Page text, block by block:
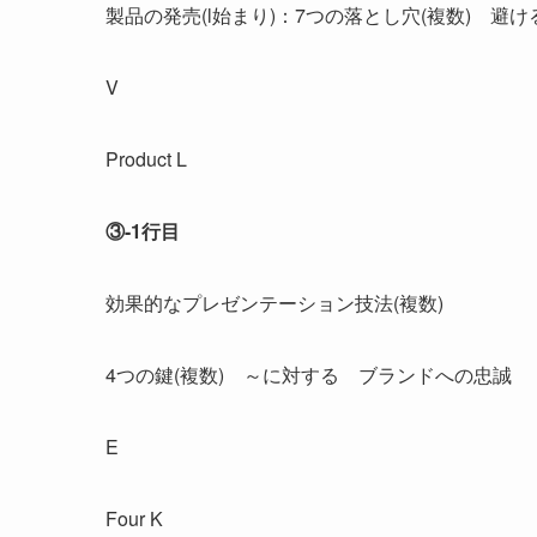
製品の発売(l始まり)：7つの落とし穴(複数) 避け
V
Product L
③-1行目
効果的なプレゼンテーション技法(複数)
4つの鍵(複数) ～に対する ブランドへの忠誠
E
Four K